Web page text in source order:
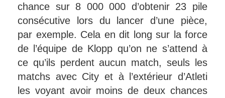
chance sur 8 000 000 d’obtenir 23 pile
consécutive lors du lancer d’une pièce,
par exemple. Cela en dit long sur la force
de l’équipe de Klopp qu’on ne s’attend à
ce qu’ils perdent aucun match, seuls les
matchs avec City et à l’extérieur d’Atleti
les voyant avoir moins de deux chances